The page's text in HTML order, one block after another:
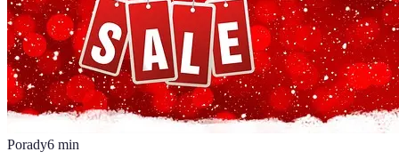
Porady6 min